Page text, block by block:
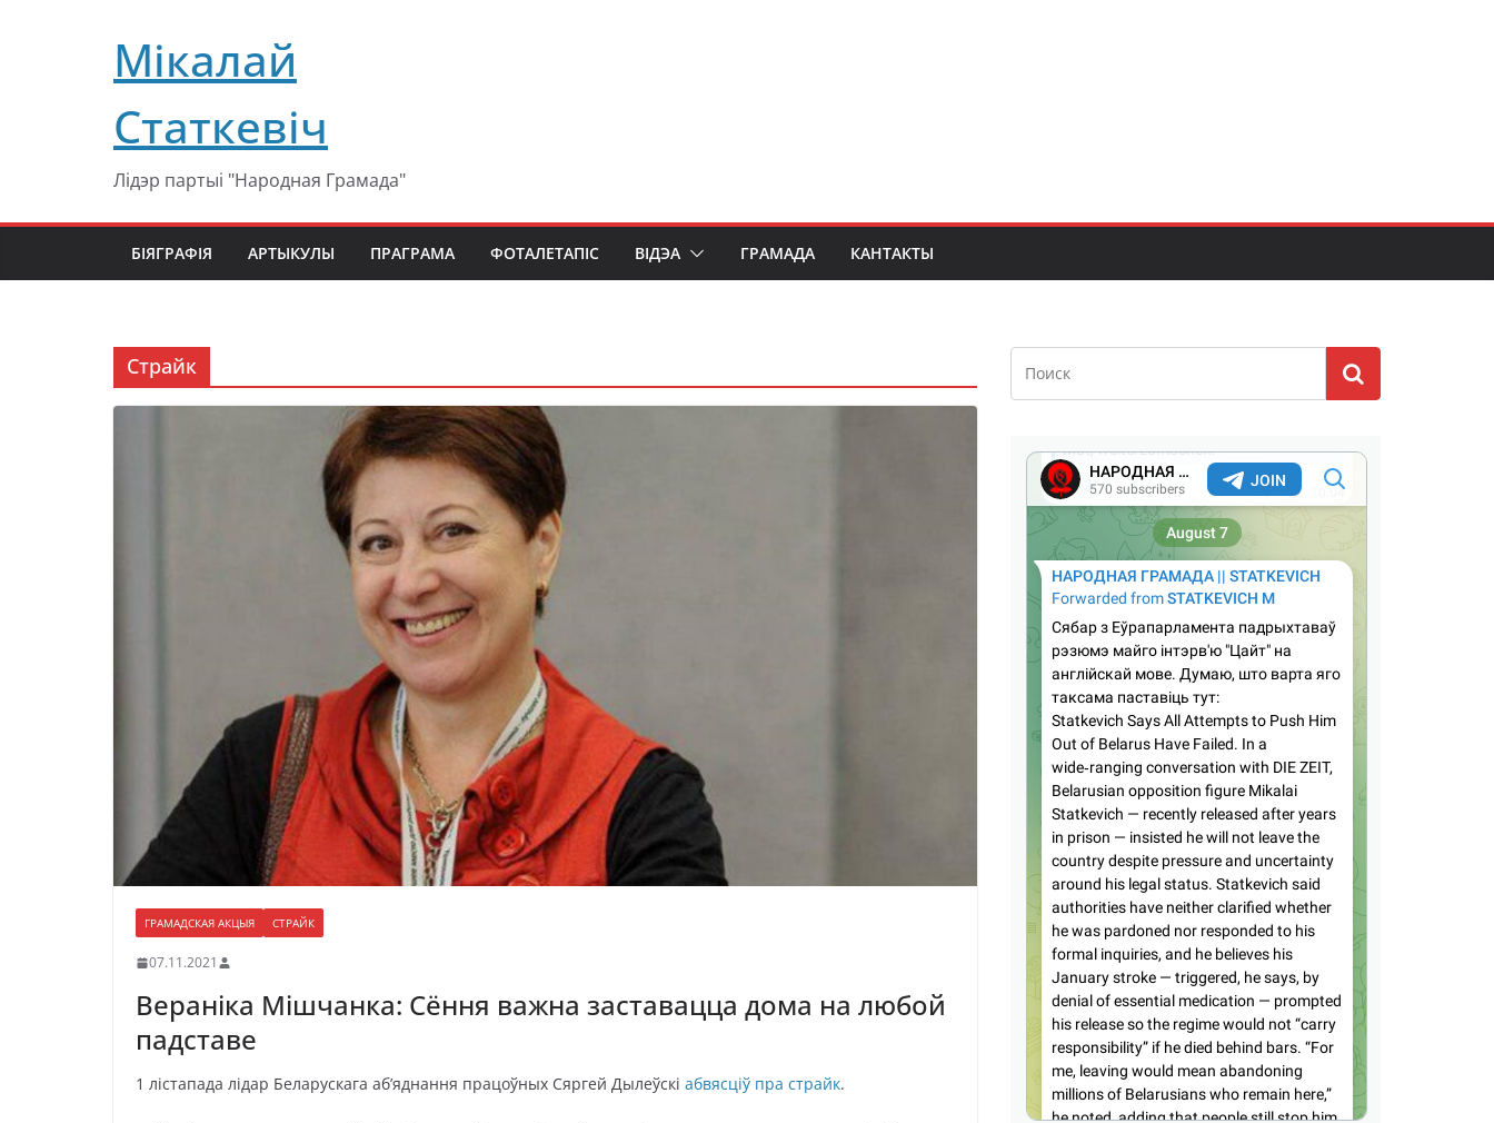
содержимомуМікалай
Статкевіч
Лідэр партыі "Народная Грамада"
БІЯГРАФІЯ АРТЫКУЛЫ ПРАГРАМА ФОТАЛЕТАПІС ВІДЭА ГРАМАДА КАНТАКТЫ
Страйк
ГРАМАДСКАЯ АКЦЫЯ СТРАЙК
07.11.2021
Вераніка Мішчанка: Сёння важна заставацца дома на любой
падставе
1 лістапада лідар Беларускага аб’яднання працоўных Сяргей Дылеўскі абвясціў пра страйк.